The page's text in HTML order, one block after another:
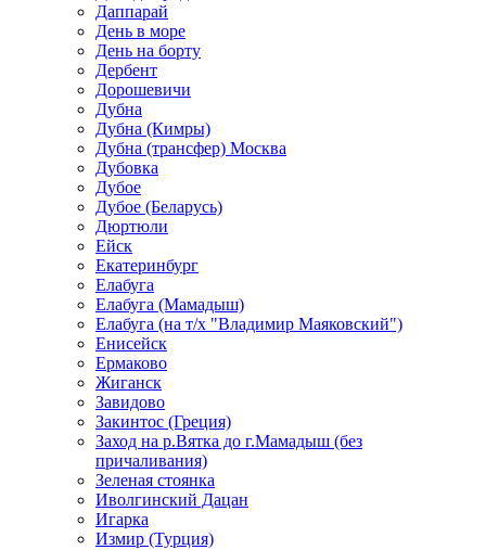
Даппарай
День в море
День на борту
Дербент
Дорошевичи
Дубна
Дубна (Кимры)
Дубна (трансфер) Москва
Дубовка
Дубое
Дубое (Беларусь)
Дюртюли
Ейск
Екатеринбург
Елабуга
Елабуга (Мамадыш)
Елабуга (на т/х "Владимир Маяковский")
Енисейск
Ермаково
Жиганск
Завидово
Закинтос (Греция)
Заход на р.Вятка до г.Мамадыш (без
причаливания)
Зеленая стоянка
Иволгинский Дацан
Игарка
Измир (Турция)